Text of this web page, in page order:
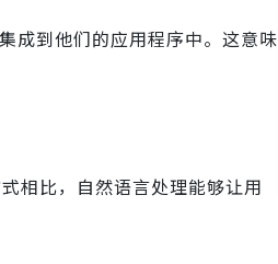
成到他们的应用程序中。这意味
相比，自然语言处理能够让用